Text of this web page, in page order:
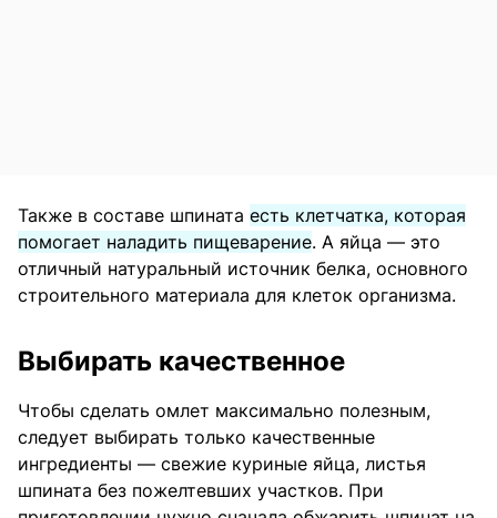
Также в составе шпината есть клетчатка, которая
помогает наладить пищеварение. А яйца — это
отличный натуральный источник белка, основного
строительного материала для клеток организма.
Выбирать качественное
Чтобы сделать омлет максимально полезным,
следует выбирать только качественные
ингредиенты — свежие куриные яйца, листья
шпината без пожелтевших участков. При